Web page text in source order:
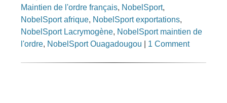
Maintien de l'ordre français, NobelSport,
NobelSport afrique, NobelSport exportations,
NobelSport Lacrymogène, NobelSport maintien de
l'ordre, NobelSport Ouagadougou 1 Comment